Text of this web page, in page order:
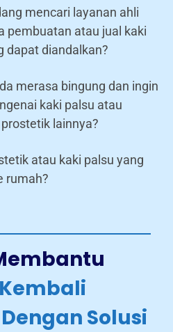
mencari layanan ahli
pembuatan atau jual kaki
dapat diandalkan?
merasa bingung dan ingin
kaki palsu atau
lainnya?
atau kaki palsu yang
rumah?
Kembali
Solusi